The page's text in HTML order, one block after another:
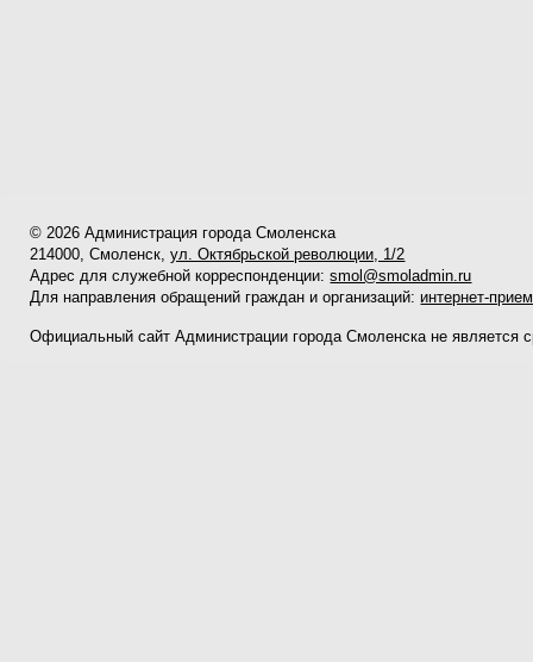
© 2026 Администрация города Смоленска
214000, Смоленск,ул. Октябрьской революции, 1/2
Адрес для служебной корреспонденции:smol@smoladmin.ru
Для направления обращений граждан и организаций: интернет-
Официальный сайт Администрации города Смоленска не является